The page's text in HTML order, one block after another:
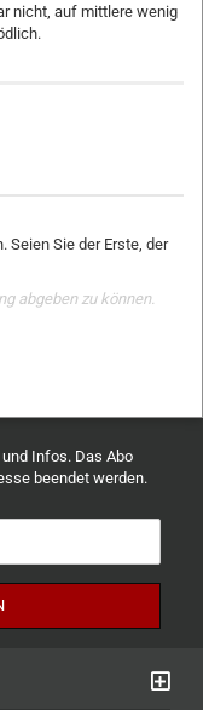
nicht, auf mittlere wenig
Seien Sie der Erste, der
abgeben zu können.
Infos. Das Abo
beendet werden.